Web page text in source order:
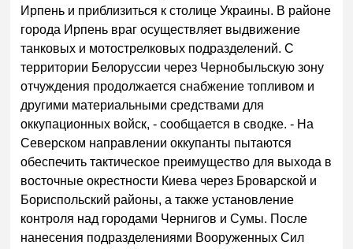
Ирпень и приблизиться к столице Украины. В районе
города Ирпень враг осуществляет выдвижение
танковых и мотострелковых подразделений. С
территории Белоруссии через Чернобыльскую зону
отчуждения продолжается снабжение топливом и
другими материальными средствами для
оккупационных войск, - сообщается в сводке. - На
Северском направлении оккупанты пытаются
обеспечить тактическое преимущество для выхода в
восточные окрестности Киева через Броварской и
Бориспольский районы, а также установление
контроля над городами Чернигов и Сумы. После
нанесения подразделениями Вооруженных Сил